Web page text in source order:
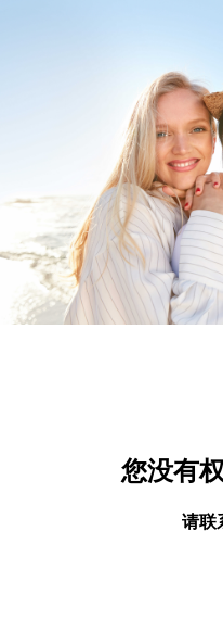
您没有
请联